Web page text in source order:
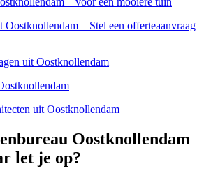
Oostknollendam – Stel een offerteaanvraag
uit Oostknollendam
uit Oostknollendam
Oostknollendam
let je op?